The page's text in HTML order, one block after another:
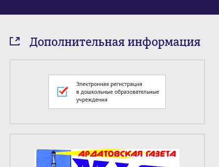
Дополнительная информация